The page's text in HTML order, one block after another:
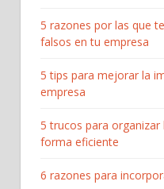
5 razones por las que
falsos en tu empresa
5 tips para mejorar la
empresa
5 trucos para
forma eficiente
6 razones para